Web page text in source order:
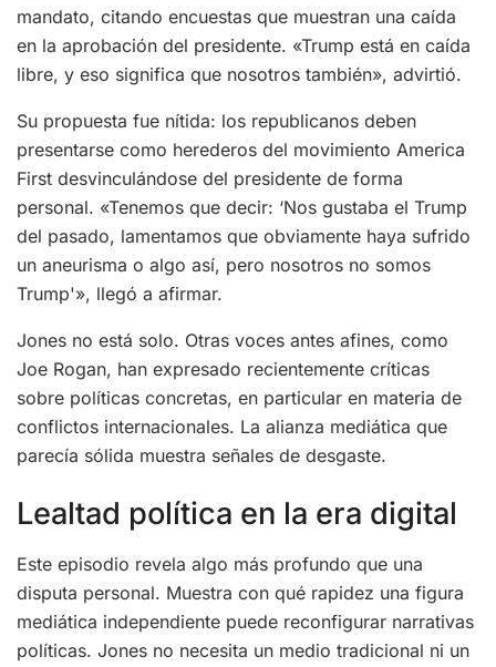
mandato, citando encuestas que muestran una caída
en la aprobación del presidente. «Trump está en caída
libre, y eso significa que nosotros también», advirtió.
Su propuesta fue nítida: los republicanos deben
presentarse como herederos del movimiento America
First desvinculándose del presidente de forma
personal. «Tenemos que decir: ‘Nos gustaba el Trump
del pasado, lamentamos que obviamente haya sufrido
un aneurisma o algo así, pero nosotros no somos
Trump'», llegó a afirmar.
Jones no está solo. Otras voces antes afines, como
Joe Rogan, han expresado recientemente críticas
sobre políticas concretas, en particular en materia de
conflictos internacionales. La alianza mediática que
parecía sólida muestra señales de desgaste.
Lealtad política en la era digital
Este episodio revela algo más profundo que una
disputa personal. Muestra con qué rapidez una figura
mediática independiente puede reconfigurar narrativas
políticas. Jones no necesita un medio tradicional ni un